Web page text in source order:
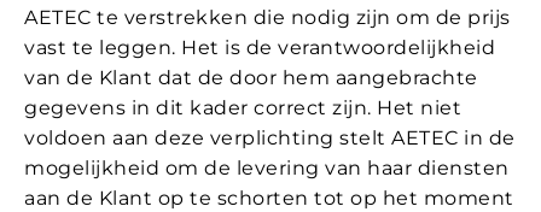
AETEC te verstrekken die nodig zijn om de prijs
vast te leggen. Het is de verantwoordelijkheid
van de Klant dat de door hem aangebrachte
gegevens in dit kader correct zijn. Het niet
voldoen aan deze verplichting stelt AETEC in de
mogelijkheid om de levering van haar diensten
aan de Klant op te schorten tot op het moment